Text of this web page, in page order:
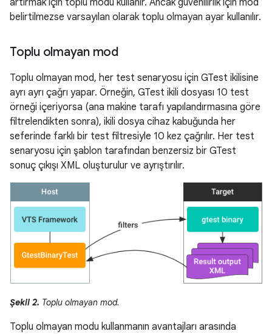
artırmak için toplu modu kullanır. Ancak güvenilirlik için mod
belirtilmezse varsayılan olarak toplu olmayan ayar kullanılır.
Toplu olmayan mod
Toplu olmayan mod, her test senaryosu için GTest ikilisine
ayrı ayrı çağrı yapar. Örneğin, GTest ikili dosyası 10 test
örneği içeriyorsa (ana makine tarafı yapılandırmasına göre
filtrelendikten sonra), ikili dosya cihaz kabuğunda her
seferinde farklı bir test filtresiyle 10 kez çağrılır. Her test
senaryosu için şablon tarafından benzersiz bir GTest
sonuç çıkışı XML oluşturulur ve ayrıştırılır.
Şekil 2. Toplu olmayan mod.
Toplu olmayan modu kullanmanın avantajları arasında